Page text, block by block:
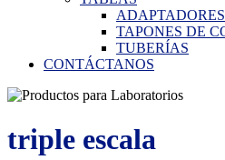
TAPONES DE
TUBERÍAS
CONTÁCTANOS
triple escala